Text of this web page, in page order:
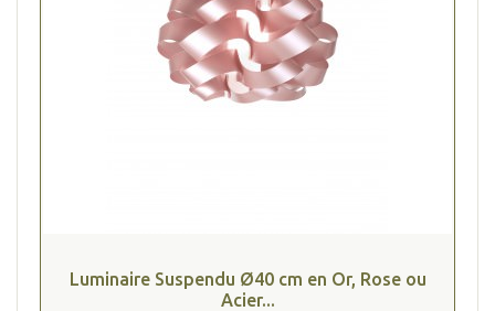
Luminaire Suspendu Ø40 cm en Or, Rose ou
Acier...